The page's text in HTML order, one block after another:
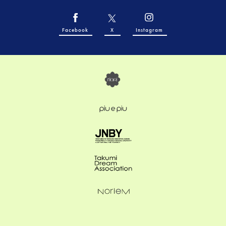
Facebook X Instagram